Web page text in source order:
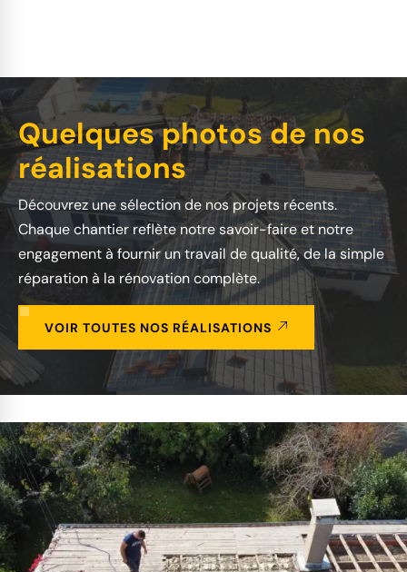
Quelques photos de nos
réalisations
Découvrez une sélection de nos projets récents.
Chaque chantier reflète notre savoir-faire et notre
engagement à fournir un travail de qualité, de la simple
réparation à la rénovation complète.
VOIR TOUTES NOS RÉALISATIONS